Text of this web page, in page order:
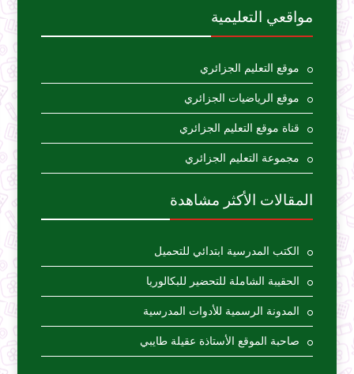
مواقعي التعليمية
موقع التعليم الجزائري
موقع الرياضيات الجزائري
قناة موقع التعليم الجزائري
مجموعة التعليم الجزائري
المقالات الأكثر مشاهدة
الكتب المدرسية ابتدائي للتحميل
الحقيبة الشاملة للتحضير للبكالوريا
المدونة الرسمية للأدوات المدرسية
صاحبة الموقع الأستاذة عقيلة طايبي